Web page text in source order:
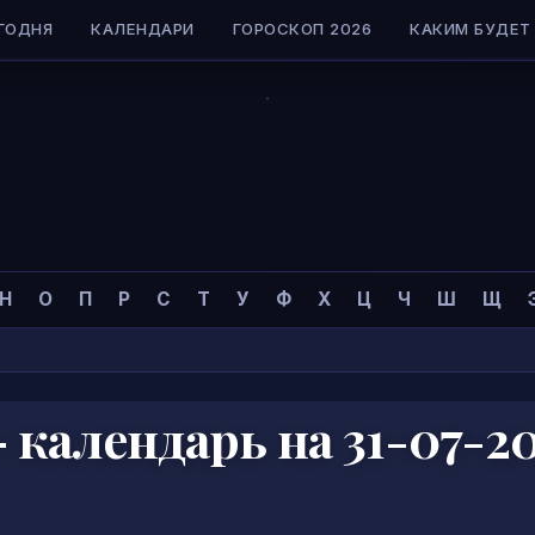
КАЛЕНДАРИ ГОРОСКОП 2026 КАКИМ БУДЕТ
Н О П Р С Т У Ф Х Ц Ч Ш Щ
на 31-07-